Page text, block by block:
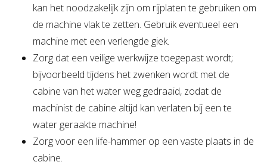
kan het noodzakelijk zijn om rijplaten te gebruiken om
de machine vlak te zetten. Gebruik eventueel een
machine met een verlengde giek.
Zorg dat een veilige werkwijze toegepast wordt;
bijvoorbeeld tijdens het zwenken wordt met de
cabine van het water weg gedraaid, zodat de
machinist de cabine altijd kan verlaten bij een te
water geraakte machine!
Zorg voor een life-hammer op een vaste plaats in de
cabine.